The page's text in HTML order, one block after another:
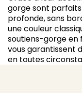
gorge sont
profonde, sans
une couleur
soutiens-gorge
vous garantissent
en toutes